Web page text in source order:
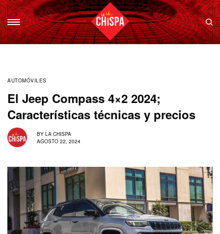
AUTOMÓVILES
El Jeep Compass 4×2 2024;
Características técnicas y precios
BY LA CHISPA
AGOSTO 22, 2024